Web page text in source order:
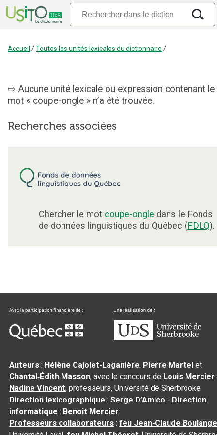
Accueil /Toutes les unités lexicales du dictionnaire /
Aucune unité lexicale ou expression contenant le
mot « coupe-ongle » n’a été trouvée.
Recherches associées
Chercher le mot coupe-ongle dans le Fonds
de données linguistiques du Québec (FDLQ).
Auteurs : Hélène Cajolet-Laganière, Pierre Martel et
Chantal‑Édith Masson, avec le concours de Louis Mercier
Nadine Vincent, professeurs, Université de Sherbrooke
Direction lexicographique :Serge D’Amico - Direction
informatique : Benoit Mercier
Professeurs collaborateurs :feu Jean-Claude